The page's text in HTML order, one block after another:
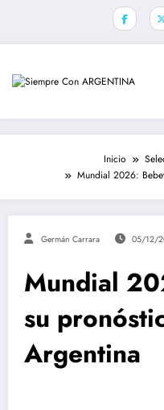
Inicio
Mundial 2026:
Germán Carrara 05/12/
Mundial
su
Argentina